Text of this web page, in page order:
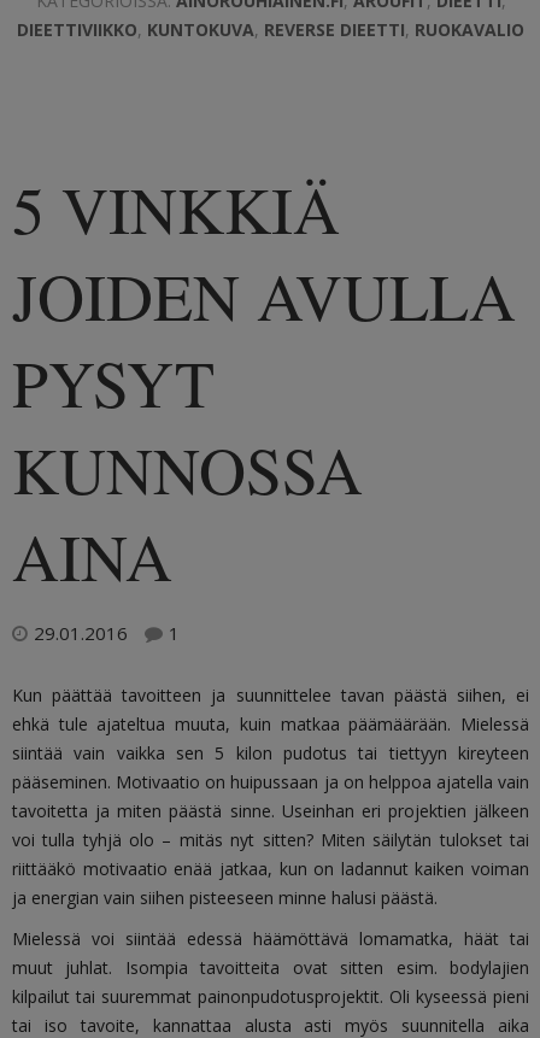
DIEETTIVIIKKO, KUNTOKUVA, REVERSE DIEETTI, RUOKAVALIO
5 VINKKIÄ
JOIDEN AVULLA
PYSYT
KUNNOSSA
AINA
29.01.2016 1
Kun päättää tavoitteen ja suunnittelee tavan päästä siihen, ei
ehkä tule ajateltua muuta, kuin matkaa päämäärään. Mielessä
siintää vain vaikka sen 5 kilon pudotus tai tiettyyn kireyteen
pääseminen. Motivaatio on huipussaan ja on helppoa ajatella vain
tavoitetta ja miten päästä sinne. Useinhan eri projektien jälkeen
voi tulla tyhjä olo – mitäs nyt sitten? Miten säilytän tulokset tai
riittääkö motivaatio enää jatkaa, kun on ladannut kaiken voiman
ja energian vain siihen pisteeseen minne halusi päästä.
Mielessä voi siintää edessä häämöttävä lomamatka, häät tai
muut juhlat. Isompia tavoitteita ovat sitten esim. bodylajien
kilpailut tai suuremmat painonpudotusprojektit. Oli kyseessä pieni
tai iso tavoite, kannattaa alusta asti myös suunnitella aika